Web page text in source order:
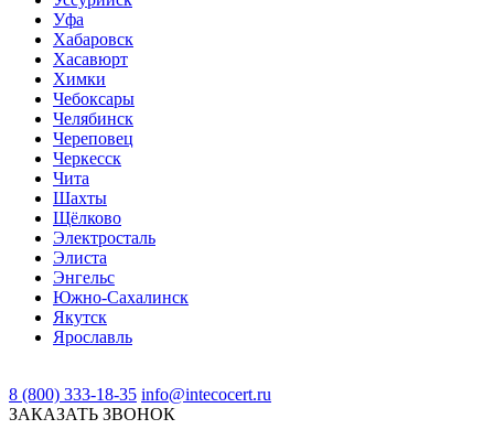
Уфа
Хабаровск
Хасавюрт
Химки
Чебоксары
Челябинск
Череповец
Черкесск
Чита
Шахты
Щёлково
Электросталь
Элиста
Энгельс
Южно-Сахалинск
Якутск
Ярославль
8 (800) 333-18-35 info@intecocert.ru
ЗАКАЗАТЬ ЗВОНОК